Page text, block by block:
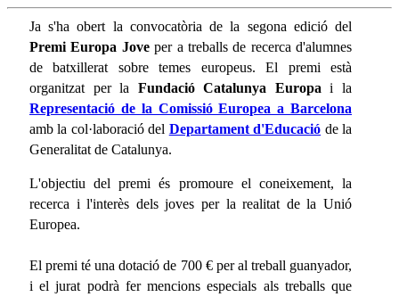
Ja s'ha obert la convocatòria de la segona edició del
Premi Europa Joveper a treballs de recerca d'alumnes
de batxillerat sobre temes europeus. El premi està
organitzat per la Fundació Catalunya Europa i la
Representació de la Comissió Europea a Barcelona
amb la col·laboració del Departament d'Educació de la
Generalitat de Catalunya.
L'objectiu del premi és promoure el coneixement, la
recerca i l'interès dels joves per la realitat de la Unió
Europea.
El premi té una dotació de 700 € per al treball guanyador,
i el jurat podrà fer mencions especials als treballs que